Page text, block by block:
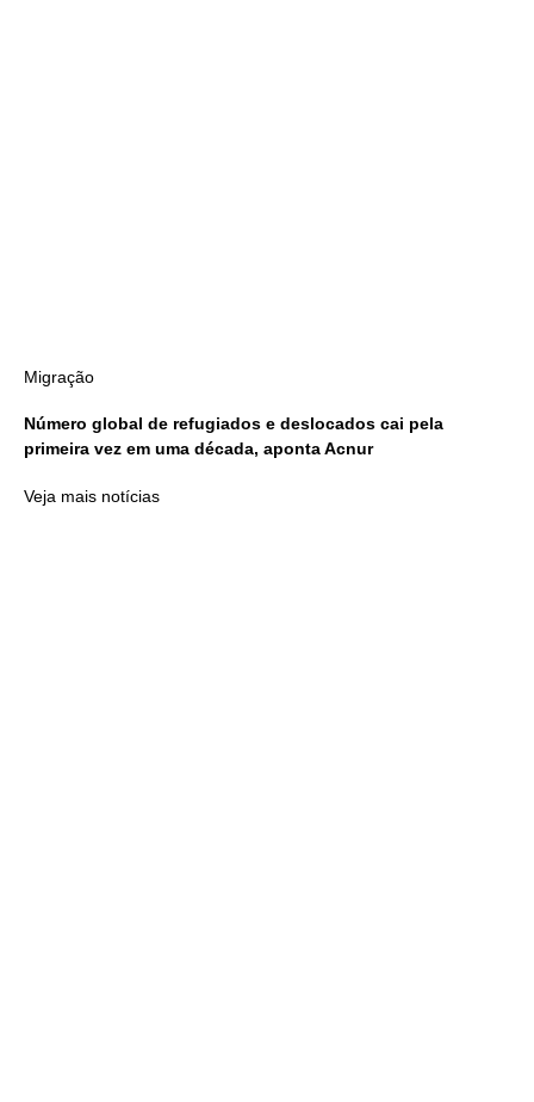
Migração
Número global de refugiados e deslocados cai pela
primeira vez em uma década, aponta Acnur
Veja mais notícias